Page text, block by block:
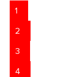
1
2
3
4